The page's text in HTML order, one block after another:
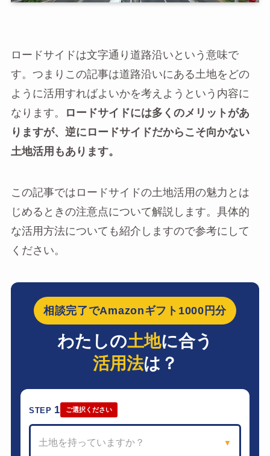
ロードサイドは文字通り道路沿いという意味で
す。つまりこの記事は道路沿いにある土地をどの
ように活用すればよいかを考えようという内容に
なります。
ロードサイドには多くのメリットがあ
りますが、逆にロードサイドだからこそ向かない
土地活用もあります。
この記事ではロードサイドの土地活用の魅力とは
じめるときの注意点について解説します。具体的
な活用方法についても紹介しますので参考にして
ください。
相談完了でAmazonギフト1000円分
わたしの土地に合う
活用法は？
STEP 1 ご選択ください
土地を持っていますか？ ▼